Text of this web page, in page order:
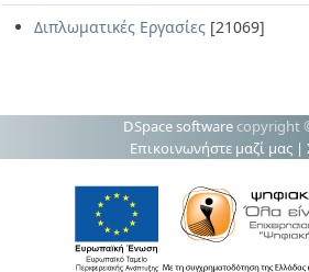
Διπλωματικές Εργασίες [21069]
DSpace software copyright
Επικοινωνήστε μαζί μας |